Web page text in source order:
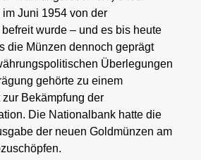
Juni 1954 von der
wurde – und es bis heute
die Münzen dennoch geprägt
Überlegungen
gehörte zu einem
Bekämpfung der
Die Nationalbank hatte die
der neuen Goldmünzen am